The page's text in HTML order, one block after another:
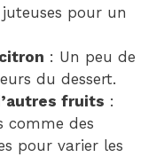
juteuses pour un
: Un peu de
du dessert.
fruits :
comme des
pour varier les